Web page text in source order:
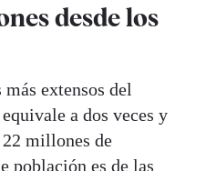
desde los
extensos del
a dos veces y
millones de
población es de las